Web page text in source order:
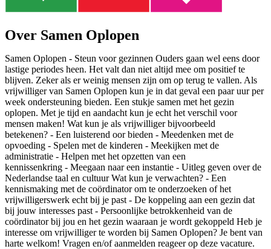
Over Samen Oplopen
Samen Oplopen - Steun voor gezinnen Ouders gaan wel eens door
lastige periodes heen. Het valt dan niet altijd mee om positief te
blijven. Zeker als er weinig mensen zijn om op terug te vallen. Als
vrijwilliger van Samen Oplopen kun je in dat geval een paar uur per
week ondersteuning bieden. Een stukje samen met het gezin
oplopen. Met je tijd en aandacht kun je echt het verschil voor
mensen maken! Wat kun je als vrijwilliger bijvoorbeeld
betekenen? - Een luisterend oor bieden - Meedenken met de
opvoeding - Spelen met de kinderen - Meekijken met de
administratie - Helpen met het opzetten van een
kennissenkring - Meegaan naar een instantie - Uitleg geven over de
Nederlandse taal en cultuur Wat kun je verwachten? - Een
kennismaking met de coördinator om te onderzoeken of het
vrijwilligerswerk echt bij je past - De koppeling aan een gezin dat
bij jouw interesses past - Persoonlijke betrokkenheid van de
coördinator bij jou en het gezin waaraan je wordt gekoppeld Heb je
interesse om vrijwilliger te worden bij Samen Oplopen? Je bent van
harte welkom! Vragen en/of aanmelden reageer op deze vacature.